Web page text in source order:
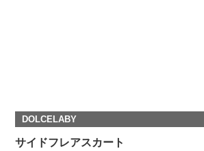
DOLCELABY
サイドフレアスカート